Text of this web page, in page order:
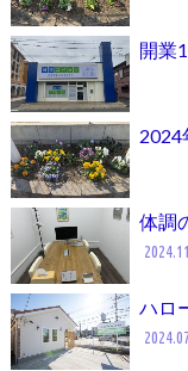
開業
2024
体調
ハロ